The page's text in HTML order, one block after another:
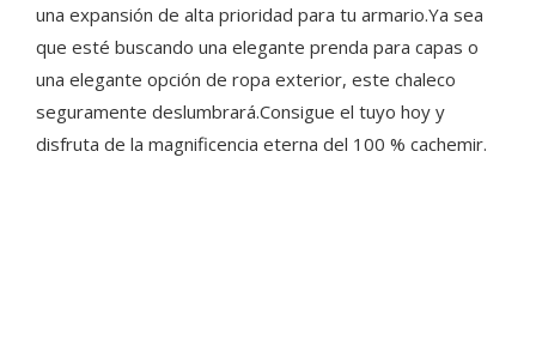
una expansión de alta prioridad para tu armario.Ya sea
que esté buscando una elegante prenda para capas o
una elegante opción de ropa exterior, este chaleco
seguramente deslumbrará.Consigue el tuyo hoy y
disfruta de la magnificencia eterna del 100 % cachemir.